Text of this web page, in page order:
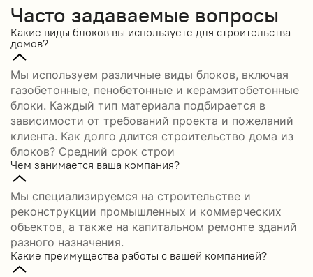
Часто задаваемые вопросы
Какие виды блоков вы используете для строительства
домов?
Мы используем различные виды блоков, включая
газобетонные, пенобетонные и керамзитобетонные
блоки. Каждый тип материала подбирается в
зависимости от требований проекта и пожеланий
клиента. Как долго длится строительство дома из
блоков? Средний срок строи
Чем занимается ваша компания?
Мы специализируемся на строительстве и
реконструкции промышленных и коммерческих
объектов, а также на капитальном ремонте зданий
разного назначения.
Какие преимущества работы с вашей компанией?